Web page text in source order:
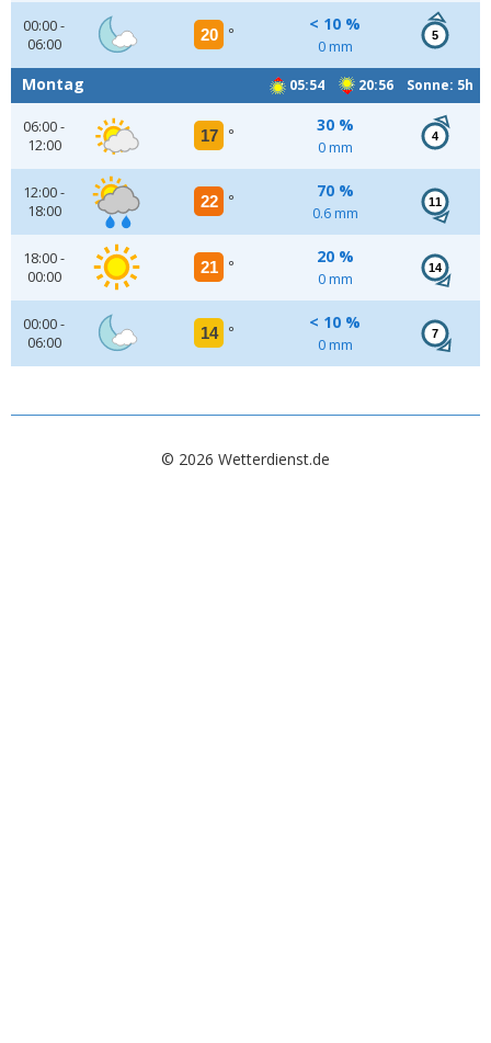
00:00 -
06:00
20 °
< 10 %
0 mm
5
05:54 20:56 Sonne: 5h
Montag
06:00 -
12:00
17 °
30 %
0 mm
4
12:00 -
18:00
22 °
70 %
0.6 mm
11
18:00 -
00:00
21 °
20 %
0 mm
14
00:00 -
06:00
14 °
< 10 %
0 mm
7
© 2026 Wetterdienst.de